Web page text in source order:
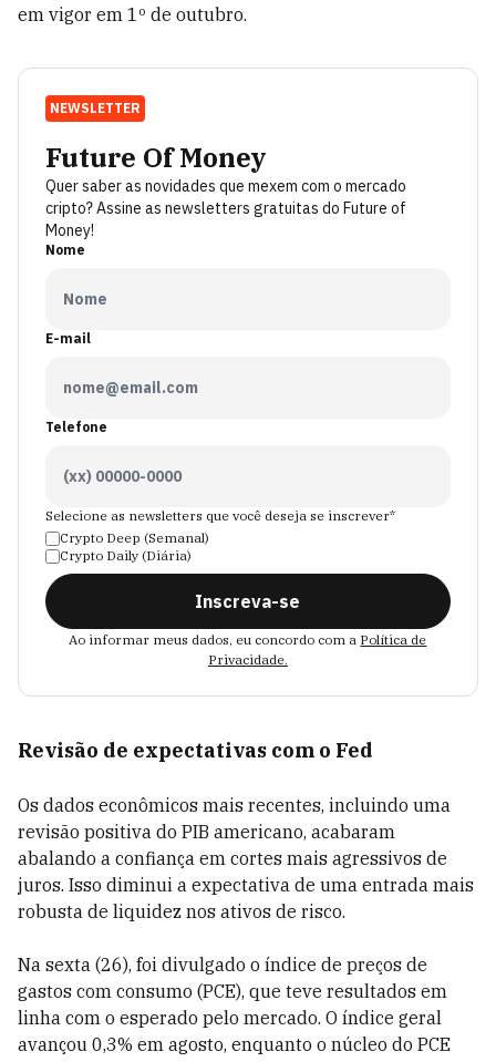
em vigor em 1º de outubro.
NEWSLETTER
Future Of Money
Quer saber as novidades que mexem com o mercado
cripto? Assine as newsletters gratuitas do Future of
Money!
Nome
E-mail
Telefone
Selecione as newsletters que você deseja se inscrever*
Crypto Deep (Semanal)
Crypto Daily (Diária)
Inscreva-se
Ao informar meus dados, eu concordo com a Política de
Privacidade.
Revisão de expectativas com o Fed
Os dados econômicos mais recentes, incluindo uma
revisão positiva do PIB americano, acabaram
abalando a confiança em cortes mais agressivos de
juros. Isso diminui a expectativa de uma entrada mais
robusta de liquidez nos ativos de risco.
Na sexta (26), foi divulgado o índice de preços de
gastos com consumo (PCE), que teve resultados em
linha com o esperado pelo mercado. O índice geral
avançou 0,3% em agosto, enquanto o núcleo do PCE